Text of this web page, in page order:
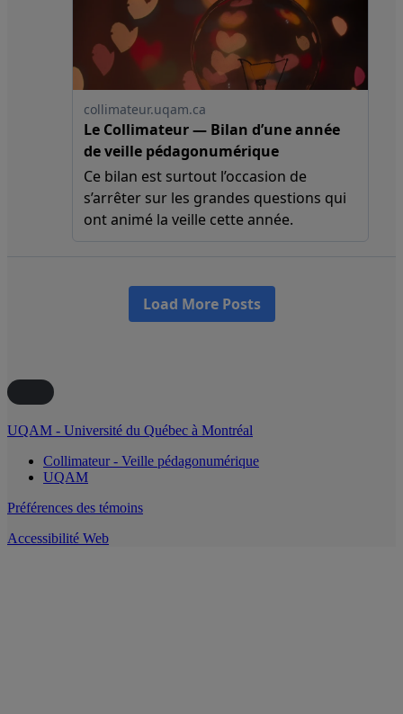
UQAM - Université du Québec à Montréal
Collimateur - Veille pédagonumérique
UQAM
Préférences des témoins
Accessibilité Web